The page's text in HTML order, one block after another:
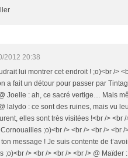
2012 20:38
lui montrer cet endroit ! ;o)<br />
a fait un détour pour passer par
Joelle : ah, ce sacré vertige… Mais
lalydo : ce sont des ruines, mais vu
elles sont très visitées !<br /> <br
;o)<br /> <br /> <br /> <br
message ! Je suis contente de
;o)<br /> <br /> <br /> <br /> @ Maïder